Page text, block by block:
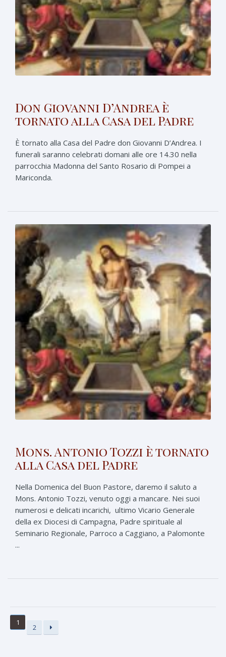
Don Giovanni D’Andrea è
tornato alla Casa del Padre
È tornato alla Casa del Padre don Giovanni D’Andrea. I
funerali saranno celebrati domani alle ore 14.30 nella
parrocchia Madonna del Santo Rosario di Pompei a
Mariconda.
Mons. Antonio Tozzi è tornato
alla Casa del Padre
Nella Domenica del Buon Pastore, daremo il saluto a
Mons. Antonio Tozzi, venuto oggi a mancare. Nei suoi
numerosi e delicati incarichi, ultimo Vicario Generale
della ex Diocesi di Campagna, Padre spirituale al
Seminario Regionale, Parroco a Caggiano, a Palomonte
...
1
2